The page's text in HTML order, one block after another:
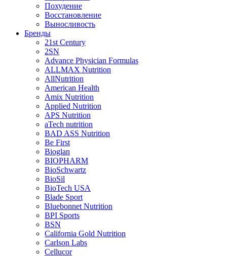
Похудение
Восстановление
Выносливость
Бренды
21st Century
2SN
Advance Physician Formulas
ALLMAX Nutrition
AllNutrition
American Health
Amix Nutrition
Applied Nutrition
APS Nutrition
aTech nutrition
BAD ASS Nutrition
Be First
Bioglan
BIOPHARM
BioSchwartz
BioSil
BioTech USA
Blade Sport
Bluebonnet Nutrition
BPI Sports
BSN
California Gold Nutrition
Carlson Labs
Cellucor